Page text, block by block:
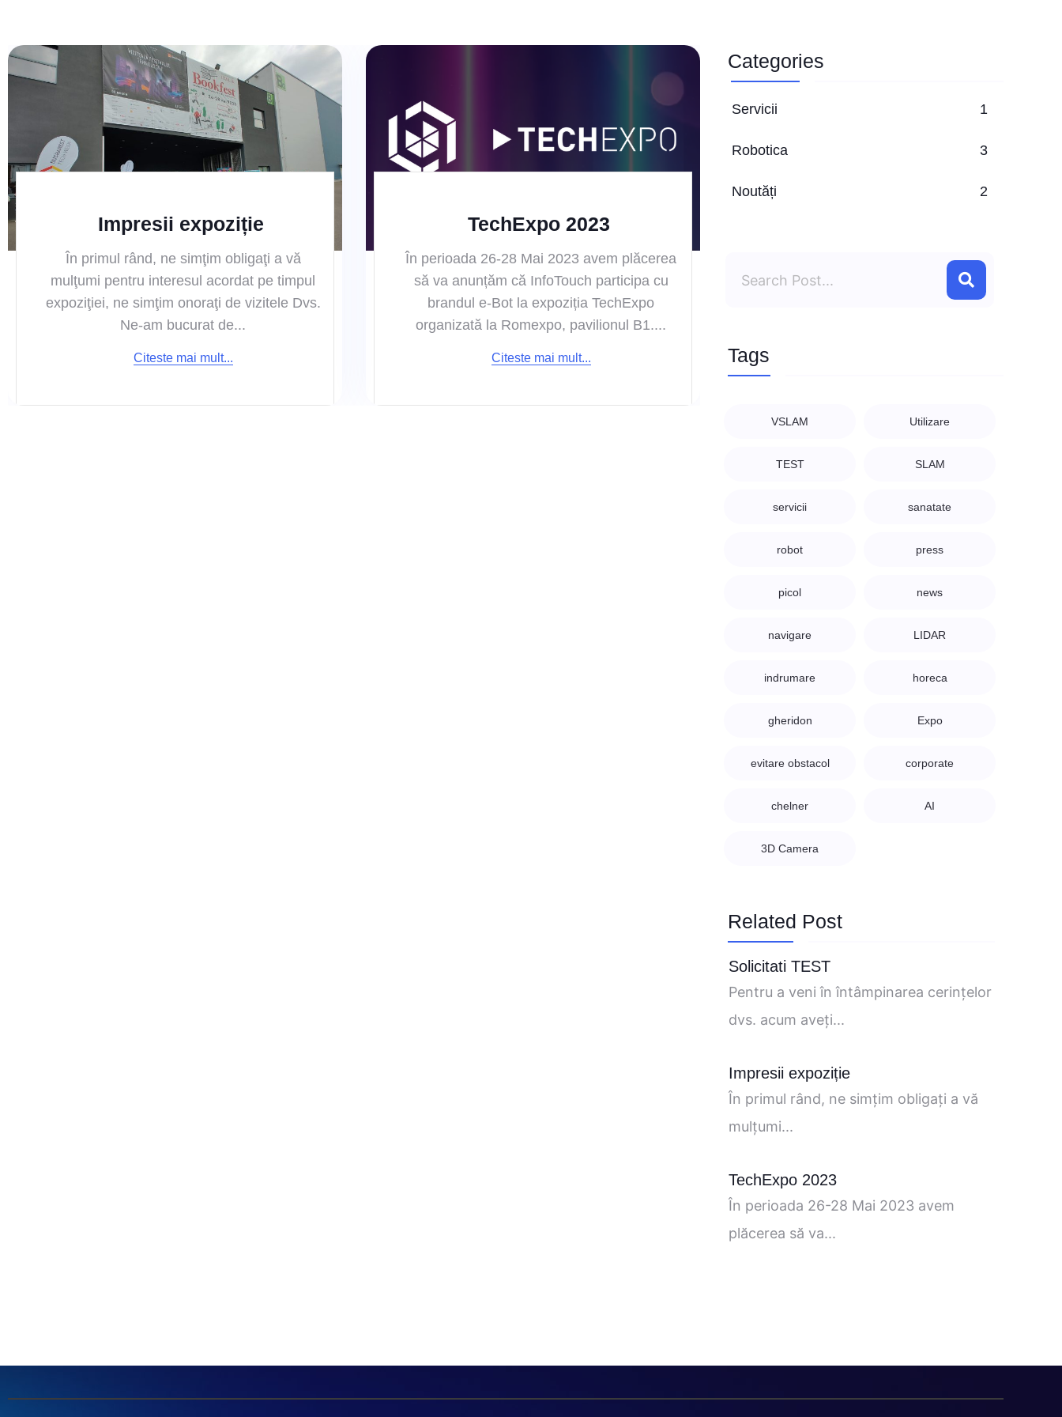
Impresii expoziție
În primul rând, ne simţim obligaţi a vă
mulţumi pentru interesul acordat pe timpul
expoziţiei, ne simţim onoraţi de vizitele Dvs.
Ne-am bucurat de...
Citeste mai mult...
TechExpo 2023
În perioada 26-28 Mai 2023 avem plăcerea
să va anunțăm că InfoTouch participa cu
brandul e-Bot la expoziția TechExpo
organizată la Romexpo, pavilionul B1....
Citeste mai mult...
Categories
Servicii 1
Robotica 3
Noutăți 2
Tags
VSLAM Utilizare
TEST SLAM
servicii sanatate
robot press
picol news
navigare LIDAR
indrumare horeca
gheridon Expo
evitare obstacol corporate
chelner AI
3D Camera
Related Post
Solicitati TEST
Pentru a veni în întâmpinarea cerinţelor
dvs. acum aveţi...
Impresii expoziție
În primul rând, ne simţim obligaţi a vă
mulţumi...
TechExpo 2023
În perioada 26-28 Mai 2023 avem
plăcerea să va...